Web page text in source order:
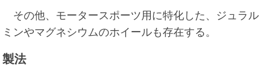
その他、モータースポーツ用に特化した、ジュラル
ミンやマグネシウムのホイールも存在する。
製法